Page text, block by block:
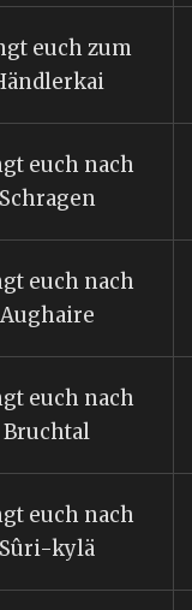
euch zum
euch nach
Schragen
euch nach
Aughaire
euch nach
Bruchtal
euch nach
Sûri-kylä